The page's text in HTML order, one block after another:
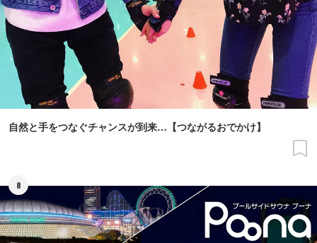
自然と手をつなぐチャンスが到来…【つながるおでかけ】
8